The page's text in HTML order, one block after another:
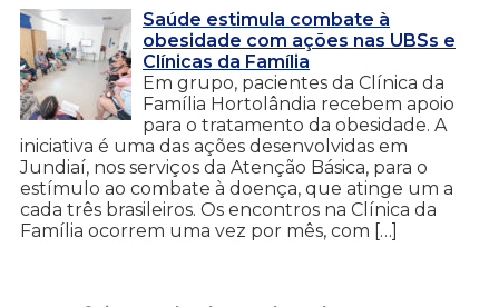
Saúde estimula combate à
obesidade com ações nas UBSs e
Clínicas da Família
Em grupo, pacientes da Clínica da
Família Hortolândia recebem apoio
para o tratamento da obesidade. A
iniciativa é uma das ações desenvolvidas em
Jundiaí, nos serviços da Atenção Básica, para o
estímulo ao combate à doença, que atinge um a
cada três brasileiros. Os encontros na Clínica da
Família ocorrem uma vez por mês, com […]